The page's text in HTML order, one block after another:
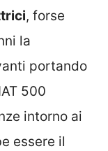
, forse
la
portando
500
intorno ai
essere il